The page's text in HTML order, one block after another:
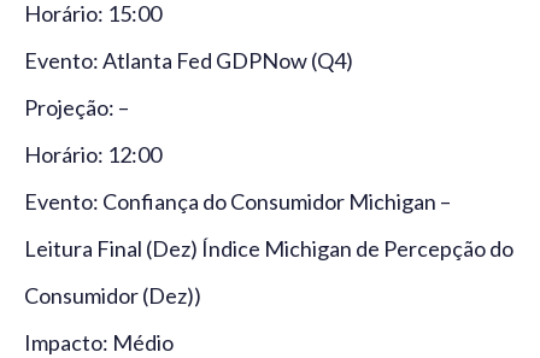
Horário: 15:00
Evento: Atlanta Fed GDPNow (Q4)
Projeção: –
Horário: 12:00
Evento: Confiança do Consumidor Michigan –
Leitura Final (Dez) Índice Michigan de Percepção do
Consumidor (Dez))
Impacto: Médio